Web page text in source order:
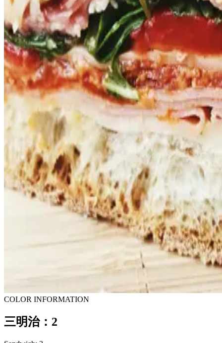
COLOR INFORMATION
三明治：2